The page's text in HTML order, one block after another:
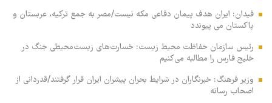
فیدان: ایران هدف پیمان دفاعی مکه نیست/مصر به جمع ترکیه، عربستان و
پاکستان می پیوندد
رئیس سازمان حفاظت محیط زیست: خسارت‌های زیست‌محیطی جنگ در
خلیج فارس را مطالبه‌ می‌کنیم
وزیر فرهنگ: خبرنگاران در شرایط بحران پیشران ایران قرار گرفتند/قدردانی از
اصحاب رسانه